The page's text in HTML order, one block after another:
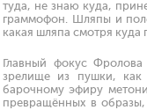
туда, не знаю куда,
граммофон. Шляпы и
какая шляпа смотря куда
Главный фокус
зрелище из пушки,
барочному эфиру
превращённых в